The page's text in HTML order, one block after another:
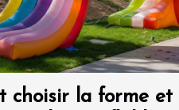
choisir la forme